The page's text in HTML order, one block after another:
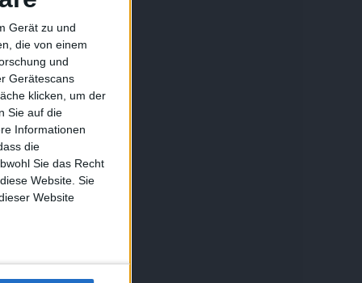
Gerät zu und
die von einem
und
Gerätescans
klicken, um der
Sie auf die
Informationen
die
Sie das Recht
Website. Sie
Website